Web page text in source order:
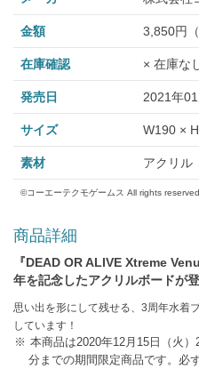
金額 3,850円（
在庫確認 × 在庫な
発売日 2021年
サイズ W190 ×
素材 アクリル
©コーエーテクモゲームス All rights reserved.
商品詳細
『DEAD OR ALIVE Xtreme
年を記念したアクリルボードが登
思い出を形にして残せる、3周年水着
しています！
本商品は2020年12月15日（火
分までの期間限定商品です。必